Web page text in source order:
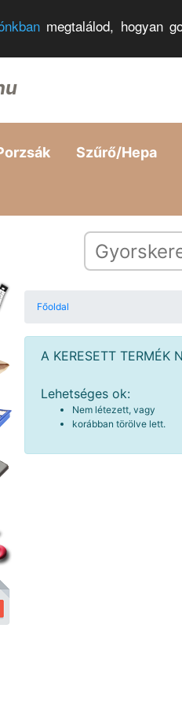
megtalálod, hogyan
Szűrő/Hepa
Főoldal
A KERESETT TERMÉK
Lehetséges ok:
Nem létezett, vagy
korábban törölve lett.